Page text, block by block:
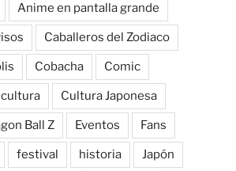
Anime en pantalla grande
Caballeros del Zodiaco
Cobacha Comic
cultura Cultura Japonesa
Ball Z Eventos Fans
festival historia Japón